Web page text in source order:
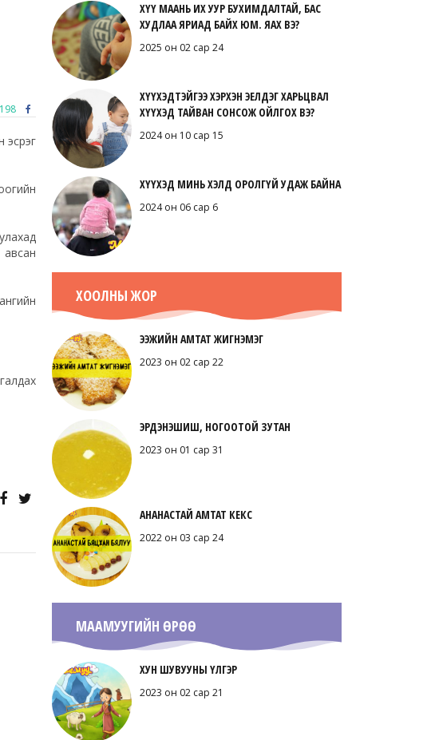
эсрэг
авсан
ХҮҮ МААНЬ ИХ УУР БУХИМДАЛТАЙ, БАС
ХУДЛАА ЯРИАД БАЙХ ЮМ. ЯАХ ВЭ?
2025 он 02 сар 24
ХҮҮХЭДТЭЙГЭЭ ХЭРХЭН ЭЕЛДЭГ ХАРЬЦВАЛ
ХҮҮХЭД ТАЙВАН СОНСОЖ ОЙЛГОХ ВЭ?
2024 он 10 сар 15
ХҮҮХЭД МИНЬ ХЭЛД ОРОЛГҮЙ УДАЖ БАЙНА
2024 он 06 сар 6
ХООЛНЫ ЖОР
ЭЭЖИЙН АМТАТ ЖИГНЭМЭГ
2023 он 02 сар 22
ЭРДЭНЭШИШ, НОГООТОЙ ЗУТАН
2023 он 01 сар 31
АНАНАСТАЙ АМТАТ КЕКС
2022 он 03 сар 24
МААМУУГИЙН ӨРӨӨ
ХУН ШУВУУНЫ ҮЛГЭР
2023 он 02 сар 21